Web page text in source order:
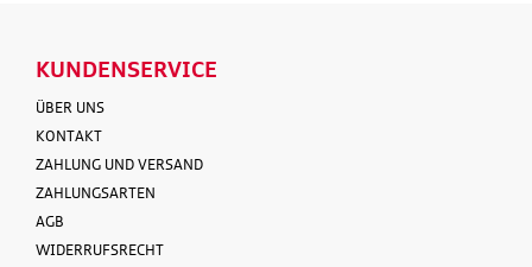
KUNDENSERVICE
ÜBER UNS
KONTAKT
ZAHLUNG UND VERSAND
ZAHLUNGSARTEN
AGB
WIDERRUFSRECHT